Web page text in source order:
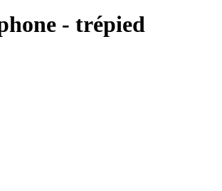
- trépied